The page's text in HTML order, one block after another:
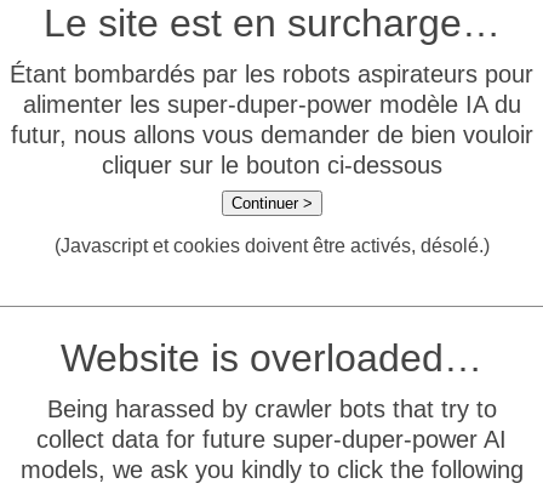
Le site est en surcharge…
Étant bombardés par les robots aspirateurs pour
alimenter les super-duper-power modèle IA du
futur, nous allons vous demander de bien vouloir
cliquer sur le bouton ci-dessous
Continuer >
(Javascript et cookies doivent être activés, désolé.)
Website is overloaded…
Being harassed by crawler bots that try to
collect data for future super-duper-power AI
models, we ask you kindly to click the following